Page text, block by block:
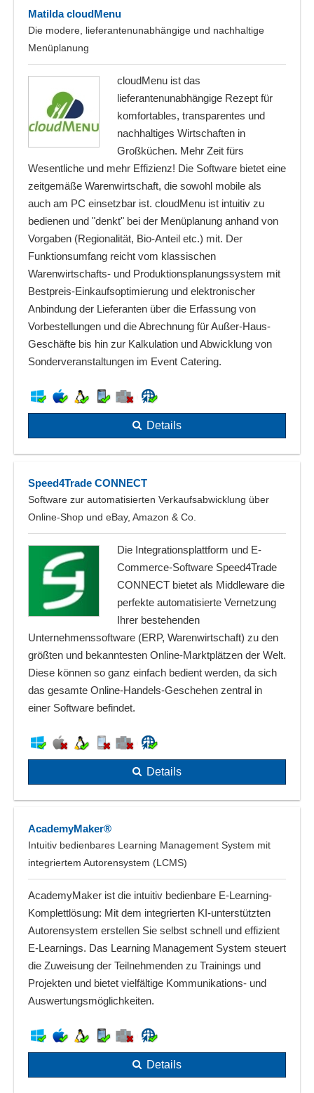
Matilda cloudMenu
Die modere, lieferantenunabhängige und nachhaltige
Menüplanung
cloudMenu ist das
lieferantenunabhängige Rezept für
komfortables, transparentes und
nachhaltiges Wirtschaften in
Großküchen. Mehr Zeit fürs
Wesentliche und mehr Effizienz! Die Software bietet eine
zeitgemäße Warenwirtschaft, die sowohl mobile als
auch am PC einsetzbar ist. cloudMenu ist intuitiv zu
bedienen und "denkt" bei der Menüplanung anhand von
Vorgaben (Regionalität, Bio-Anteil etc.) mit. Der
Funktionsumfang reicht vom klassischen
Warenwirtschafts- und Produktionsplanungssystem mit
Bestpreis-Einkaufsoptimierung und elektronischer
Anbindung der Lieferanten über die Erfassung von
Vorbestellungen und die Abrechnung für Außer-Haus-
Geschäfte bis hin zur Kalkulation und Abwicklung von
Sonderveranstaltungen im Event Catering.
Details
Speed4Trade CONNECT
Software zur automatisierten Verkaufsabwicklung über
Online-Shop und eBay, Amazon & Co.
Die Integrationsplattform und E-
Commerce-Software Speed4Trade
CONNECT bietet als Middleware die
perfekte automatisierte Vernetzung
Ihrer bestehenden
Unternehmenssoftware (ERP, Warenwirtschaft) zu den
größten und bekanntesten Online-Marktplätzen der Welt.
Diese können so ganz einfach bedient werden, da sich
das gesamte Online-Handels-Geschehen zentral in
einer Software befindet.
Details
AcademyMaker®
Intuitiv bedienbares Learning Management System mit
integriertem Autorensystem (LCMS)
AcademyMaker ist die intuitiv bedienbare E-Learning-
Komplettlösung: Mit dem integrierten KI-unterstützten
Autorensystem erstellen Sie selbst schnell und effizient
E-Learnings. Das Learning Management System steuert
die Zuweisung der Teilnehmenden zu Trainings und
Projekten und bietet vielfältige Kommunikations- und
Auswertungsmöglichkeiten.
Details